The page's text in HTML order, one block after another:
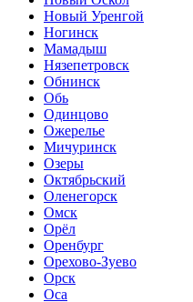
Новый Уренгой
Ногинск
Мамадыш
Нязепетровск
Обнинск
Обь
Одинцово
Ожерелье
Мичуринск
Озеры
Октябрьский
Оленегорск
Омск
Орёл
Оренбург
Орехово-Зуево
Орск
Оса